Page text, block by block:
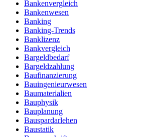
Bankenvergleich
Bankenwesen
Banking
Banking-Trends
Banklizenz
Bankvergleich
Bargeldbedarf
Bargeldzahlung
Baufinanzierung
Bauingenieurwesen
Baumaterialien
Bauphysik
Bauplanung
Bauspardarlehen
Baustatik